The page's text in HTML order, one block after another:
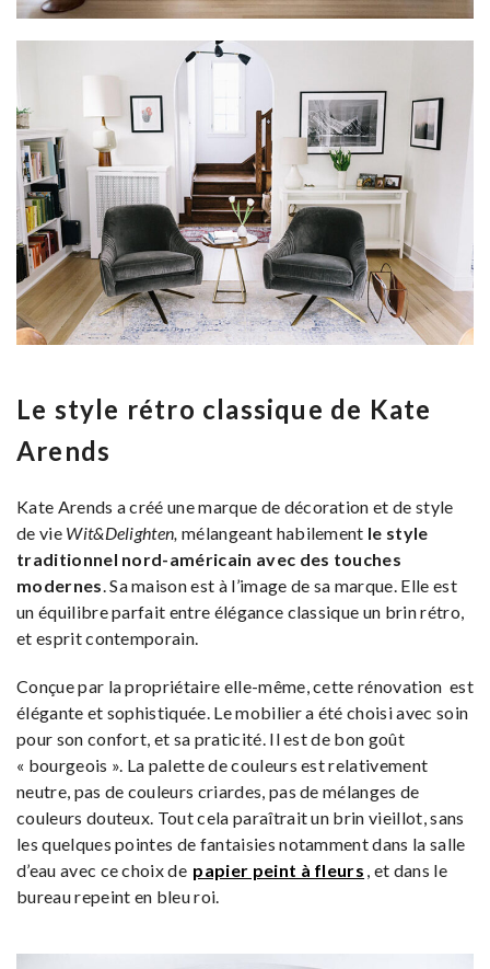
Le style rétro classique de Kate
Arends
Kate Arends a créé une marque de décoration et de style
de vie Wit&Delighten, mélangeant habilement le style
traditionnel nord-américain avec des touches
modernes. Sa maison est à l’image de sa marque. Elle est
un équilibre parfait entre élégance classique un brin rétro,
et esprit contemporain.
Conçue par la propriétaire elle-même, cette rénovation est
élégante et sophistiquée. Le mobilier a été choisi avec soin
pour son confort, et sa praticité. Il est de bon goût
« bourgeois ». La palette de couleurs est relativement
neutre, pas de couleurs criardes, pas de mélanges de
couleurs douteux. Tout cela paraîtrait un brin vieillot, sans
les quelques pointes de fantaisies notamment dans la salle
d’eau avec ce choix de papier peint à fleurs , et dans le
bureau repeint en bleu roi.